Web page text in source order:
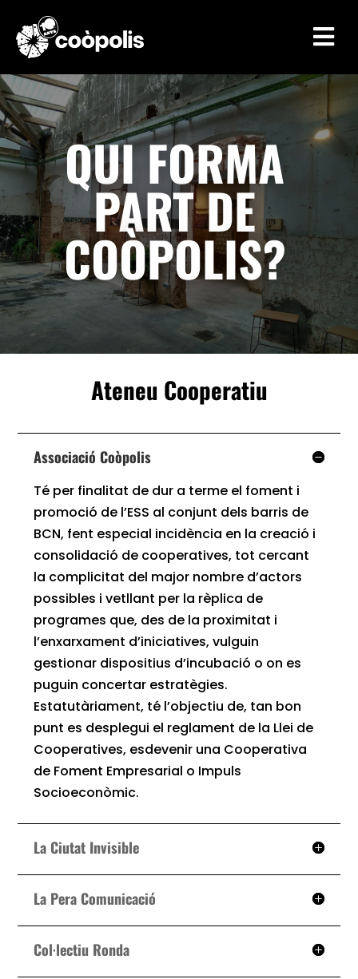

QUI FORMA
PART DE
COÒPOLIS?
Ateneu Cooperatiu
Associació Coòpolis
Té per finalitat de dur a terme el foment i
promoció de l’ESS al conjunt dels barris de
BCN, fent especial incidència en la creació i
consolidació de cooperatives, tot cercant
la complicitat del major nombre d’actors
possibles i vetllant per la rèplica de
programes que, des de la proximitat i
l’enxarxament d’iniciatives, vulguin
gestionar dispositius d’incubació o on es
puguin concertar estratègies.
Estatutàriament, té l’objectiu de, tan bon
punt es desplegui el reglament de la Llei de
Cooperatives, esdevenir una Cooperativa
de Foment Empresarial o Impuls
Socioeconòmic.
La Ciutat Invisible
La Pera Comunicació
Col·lectiu Ronda